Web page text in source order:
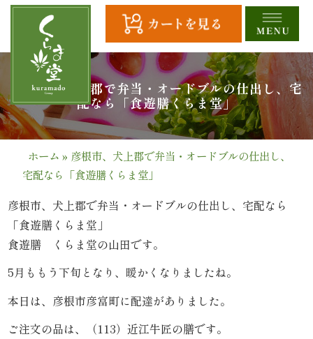
へ
ス
キ
HOME
全
品
一
覧
幕
の
内
彦根市、犬上郡で弁当・オードブルの仕出し、宅
配なら「食遊膳くらま堂」
ホーム » 彦根市、犬上郡で弁当・オードブルの仕出し、
宅配なら「食遊膳くらま堂」
彦根市、犬上郡で弁当・オードブルの仕出し、宅配なら
「食遊膳くらま堂」
食遊膳 くらま堂の山田です。
5月ももう下旬となり、暖かくなりましたね。
本日は、彦根市彦富町に配達がありました。
ご注文の品は、（113）近江牛匠の膳です。